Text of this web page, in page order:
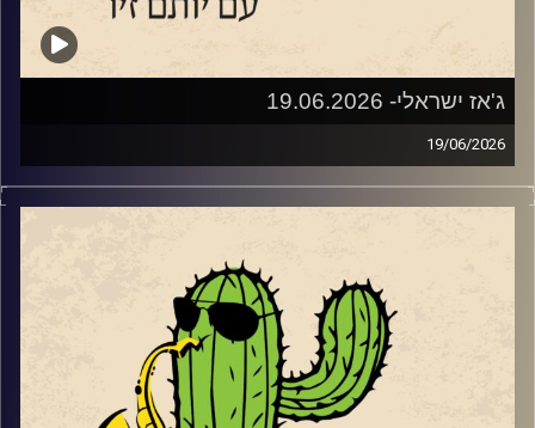
מאחורי הפסטיבל עומדים ביחד עמותת דרך הג׳אז וקואופרטיב
של הרכבי ג׳אז ישראליים, בשיתוף המועצה המקומית פרדס
חנה כרכור, המתנ״ס וחברת אפיק תקשורת. בניהול אמנותי של
אלון שטרן והפקה של עדי שטרן.
שוחחנו עם אלון (א-טמפו) שטרן
אטמפו • לוח הופעות מעודכן 2026 • הזמנת כרטיסים • פורטל
וגם עם חלק מהמוזיקאים שיופיעו:
אלון (חגיגה) פרבר
אלון פרבר והחגיגה • לוח הופעות מעודכן 2026 • הזמנת
ג'אז ישראלי- 19.06.2026
19/06/2026
השבוע בג'ז ישראלי
מה הקשר בין מוצארט, אלביס, דבורים, מחול ומודעות
הכוראוגרףיגור משניקוב ומנהלת הלהקה, תכלת
Dance" שואבת השראה מריקוד הדבורים ומעלה למודעות את
סכנת היעלמותן מהעולם.
המפיק והמנהל האומנותי ניצן קרמר סיפר על המופע החדש